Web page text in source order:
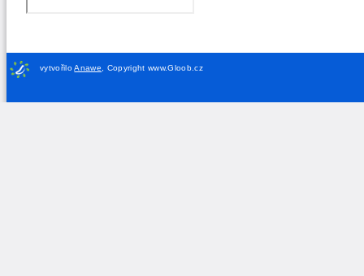
vytvořiloAnawe Copyright www.Gloob.cz